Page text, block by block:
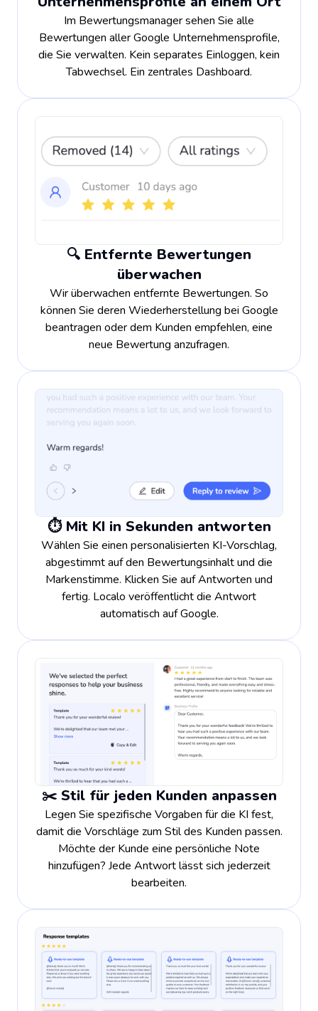
Im Bewertungsmanager sehen Sie alle
Bewertungen aller Google Unternehmensprofile,
die Sie verwalten. Kein separates Einloggen, kein
Tabwechsel. Ein zentrales Dashboard.
🔍 Entfernte Bewertungen
überwachen
Wir überwachen entfernte Bewertungen. So
können Sie deren Wiederherstellung bei Google
beantragen oder dem Kunden empfehlen, eine
neue Bewertung anzufragen.
⏱️ Mit KI in Sekunden antworten
Wählen Sie einen personalisierten KI-Vorschlag,
abgestimmt auf den Bewertungsinhalt und die
Markenstimme. Klicken Sie auf Antworten und
fertig. Localo veröffentlicht die Antwort
automatisch auf Google.
✂️ Stil für jeden Kunden anpassen
Legen Sie spezifische Vorgaben für die KI fest,
damit die Vorschläge zum Stil des Kunden passen.
Möchte der Kunde eine persönliche Note
hinzufügen? Jede Antwort lässt sich jederzeit
bearbeiten.